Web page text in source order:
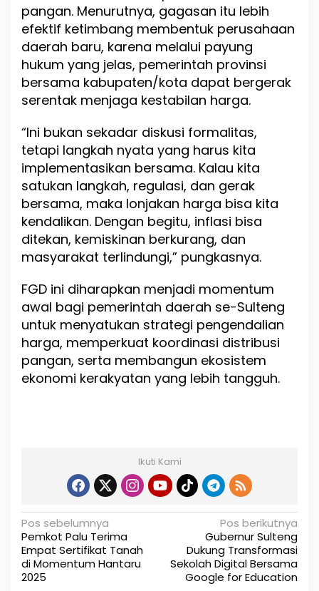
pangan. Menurutnya, gagasan itu lebih
efektif ketimbang membentuk perusahaan
daerah baru, karena melalui payung
hukum yang jelas, pemerintah provinsi
bersama kabupaten/kota dapat bergerak
serentak menjaga kestabilan harga.
“Ini bukan sekadar diskusi formalitas,
tetapi langkah nyata yang harus kita
implementasikan bersama. Kalau kita
satukan langkah, regulasi, dan gerak
bersama, maka lonjakan harga bisa kita
kendalikan. Dengan begitu, inflasi bisa
ditekan, kemiskinan berkurang, dan
masyarakat terlindungi,” pungkasnya.
FGD ini diharapkan menjadi momentum
awal bagi pemerintah daerah se-Sulteng
untuk menyatukan strategi pengendalian
harga, memperkuat koordinasi distribusi
pangan, serta membangun ekosistem
ekonomi kerakyatan yang lebih tangguh.
Ikuti Kami
N
a
v
Pos sebelumnya
Pemkot Palu Terima
Empat Sertifikat Tanah
di Momentum Hantaru
2025
Pos berikutnya
Gubernur Sulteng
Dukung Transformasi
Sekolah Digital Bersama
Google for Education